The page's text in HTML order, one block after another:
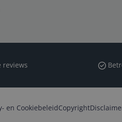
reviews
en CookiebeleidCopyright